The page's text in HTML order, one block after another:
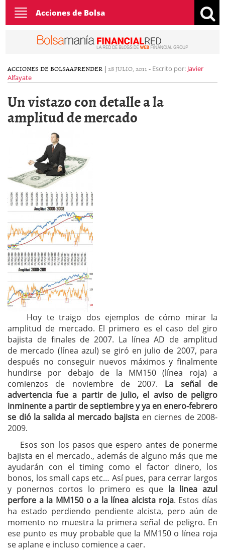
Toggle
navigation
Acciones de Bolsa
ACCIONES DE BOLSAAPRENDER | 28 JULIO, 2011 - Escrito por: Javier
Alfayate
Un vistazo con detalle a la
amplitud de mercado
Hoy te traigo dos ejemplos de cómo mirar la
amplitud de mercado. El primero es el caso del giro
bajista de finales de 2007. La línea AD de amplitud
de mercado (línea azul) se giró en julio de 2007, para
después no conseguir nuevos máximos y finalmente
hundirse por debajo de la MM150 (línea roja) a
comienzos de noviembre de 2007. La señal de
advertencia fue a partir de julio, el aviso de peligro
inminente a partir de septiembre y ya en enero-febrero
se dió la salida al mercado bajista en ciernes de 2008-
2009.
Esos son los pasos que espero antes de ponerme
bajista en el mercado., además de alguno más que me
ayudarán con el timing como el factor dinero, los
bonos, los small caps etc… Así pues, para cerrar largos
y ponernos cortos lo primero es que la linea azul
perfore a la MM150 o a la línea alcista roja. Estos días
ha estado perdiendo pendiente alcista, pero aún de
momento no muestra la primera señal de peligro. En
ese punto es muy probable que la MM150 o línea roja
se aplane e incluso comience a caer.